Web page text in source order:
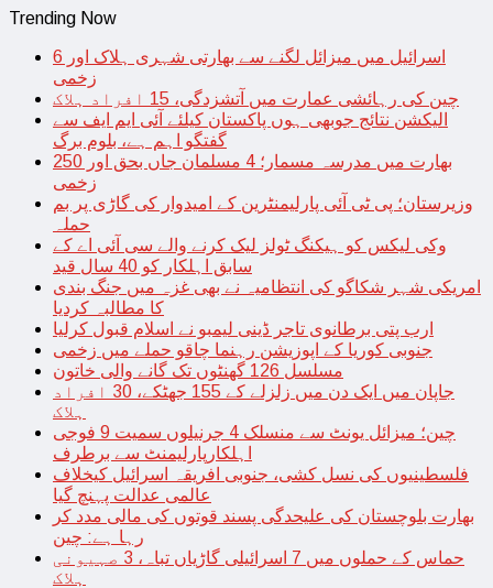
Trending Now
اسرائیل میں میزائل لگنے سے بھارتی شہری ہلاک اور 6
زخمی
چین کی رہائشی عمارت میں آتشزدگی، 15 افراد ہلاک
الیکشن نتائج جوبھی ہوں پاکستان کیلئے آئی ایم ایف سے
گفتگو اہم ہے، بلوم برگ
بھارت میں مدرسہ مسمار؛ 4 مسلمان جاں بحق اور 250
زخمی
وزیرستان؛ پی ٹی آئی پارلیمنٹرین کے امیدوار کی گاڑی پر بم
حملہ
وکی لیکس کو ہیکنگ ٹولز لیک کرنے والے سی آئی اے کے
سابق اہلکار کو 40 سال قید
امریکی شہر شکاگو کی انتظامیہ نے بھی غزہ میں جنگ بندی
کا مطالبہ کردیا
ارب پتی برطانوی تاجر ڈینی لیمبو نے اسلام قبول کرلیا
جنوبی کوریا کے اپوزیشن رہنما چاقو حملے میں زخمی
مسلسل 126 گھنٹوں تک گانے والی خاتون
جاپان میں ایک دن میں زلزلے کے 155 جھٹکے، 30 افراد
ہلاک
چین؛ میزائل یونٹ سے منسلک 4 جرنیلوں سمیت 9 فوجی
اہلکارپارلیمنٹ سے برطرف
فلسطینیوں کی نسل کشی، جنوبی افریقہ اسرائیل کیخلاف
عالمی عدالت پہنچ گیا
بھارت بلوچستان کی علیحدگی پسند قوتوں کی مالی مدد کر
رہا ہے: چین
حماس کے حملوں میں 7 اسرائیلی گاڑیاں تباہ، 3 صہیونی
ہلاک